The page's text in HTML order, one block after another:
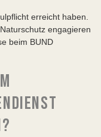
erreicht haben.
engagieren
beim BUND